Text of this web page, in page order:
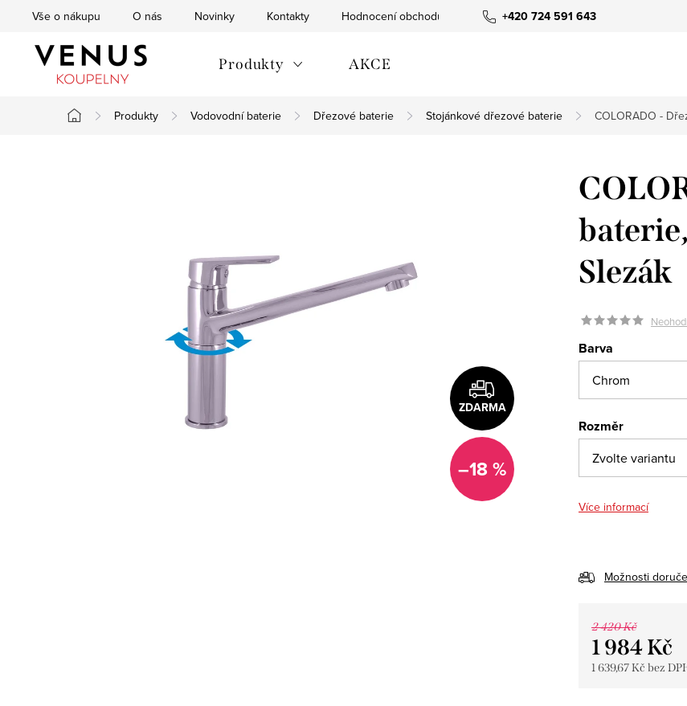
+420 724 591 643
Vše o nákupu O nás Novinky Kontakty Hodnocení obchodu
Produkty AKCE
Domů
Produkty Vodovodní baterie Dřezové baterie Stojánkové dřezové baterie COLORADO -
ZDARMA
–18 %
Slezák
Barva
Rozměr
Více informací
Možnosti
2 420 Kč
1 984 Kč
1 639,67 Kč bez